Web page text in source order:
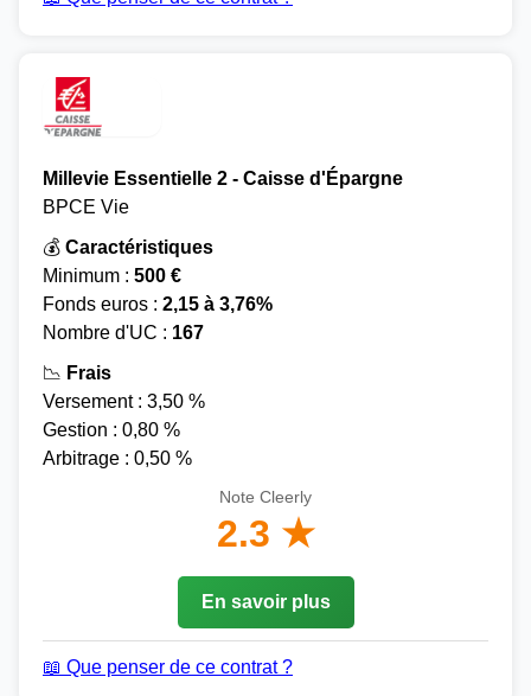
Millevie Essentielle 2 - Caisse d'Épargne
BPCE Vie
💰 Caractéristiques
Minimum : 500 €
Fonds euros : 2,15 à 3,76%
Nombre d'UC : 167
📉 Frais
Versement : 3,50 %
Gestion : 0,80 %
Arbitrage : 0,50 %
Note Cleerly
2.3 ★
En savoir plus
📖 Que penser de ce contrat ?